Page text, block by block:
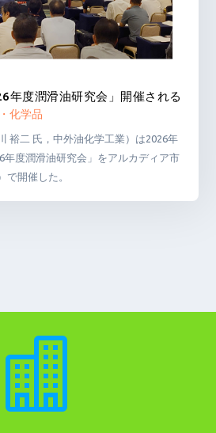
年度潤滑油研究会」開催される
化学品
裕二 氏，中外油化学工業）は2026年
年度潤滑油研究会」をアルカディア市
で開催した。
